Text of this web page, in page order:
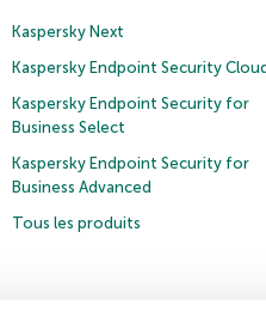
Kaspersky Next
Kaspersky Endpoint Security Cloud
Kaspersky Endpoint Security for
Business Select
Kaspersky Endpoint Security for
Business Advanced
Tous les produits